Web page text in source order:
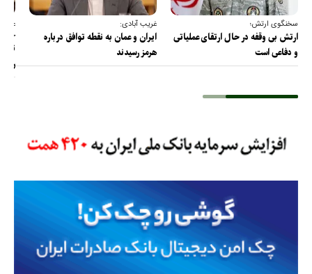
سخنگوی ارتش؛
ارتش بی وقفه در حال ارتقای عملیاتی
و دفاعی است
غریب آبادی:
ایران و عمان به نقطه توافق درباره
هرمز رسیدند
عضو
را